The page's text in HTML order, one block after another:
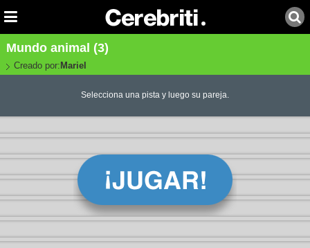
Mundo animal (3)
Creado por: Mariel
Selecciona una pista y luego su pareja.